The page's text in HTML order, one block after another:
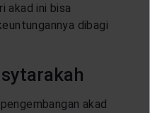
akad ini bisa
dibagi
akad